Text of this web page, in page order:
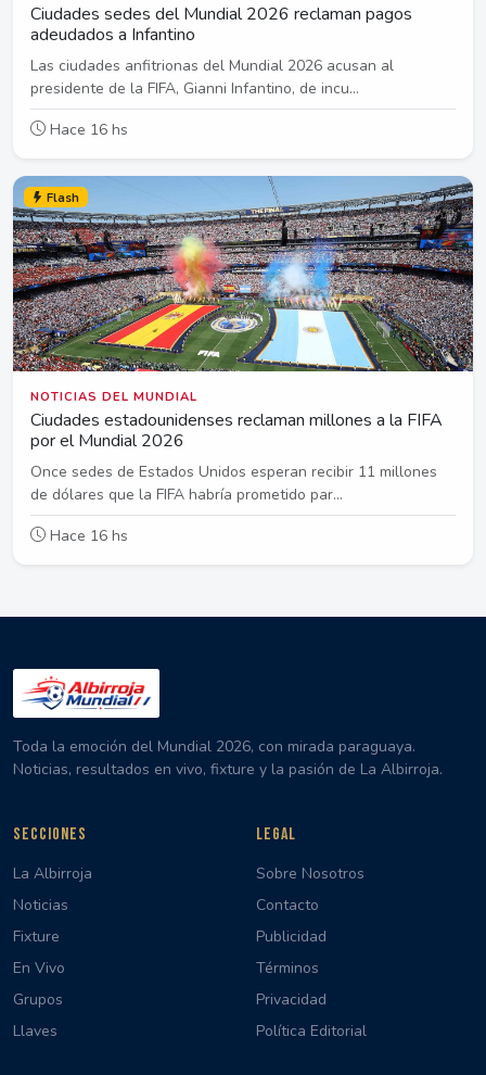
Ciudades sedes del Mundial 2026 reclaman pagos
adeudados a Infantino
Las ciudades anfitrionas del Mundial 2026 acusan al
presidente de la FIFA, Gianni Infantino, de incu...
Hace 16 hs
Flash
NOTICIAS DEL MUNDIAL
Ciudades estadounidenses reclaman millones a la FIFA
por el Mundial 2026
Once sedes de Estados Unidos esperan recibir 11 millones
de dólares que la FIFA habría prometido par...
Hace 16 hs
Toda la emoción del Mundial 2026, con mirada paraguaya.
Noticias, resultados en vivo, fixture y la pasión de La Albirroja.
SECCIONES
La Albirroja
Noticias
Fixture
En Vivo
Grupos
Llaves
LEGAL
Sobre Nosotros
Contacto
Publicidad
Términos
Privacidad
Política Editorial